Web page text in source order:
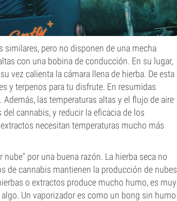
similares, pero no disponen de una mecha
con una bobina de conducción. En su lugar,
vez calienta la cámara llena de hierba. De esta
y terpenos para tu disfrute. En resumidas
las temperaturas altas y el flujo de aire
cannabis, y reducir la eficacia de los
necesitan temperaturas mucho más
por una buena razón. La hierba seca no
de cannabis mantienen la producción de nubes
o extractos produce mucho humo, es muy
Un vaporizador es como un bong sin humo